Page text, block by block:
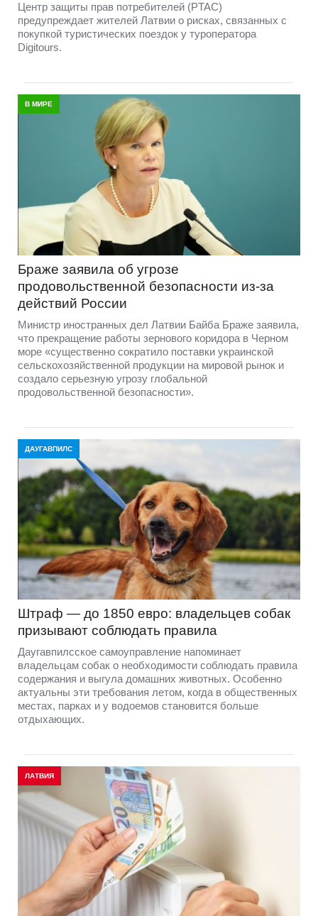
Центр защиты прав потребителей (PTAC)
предупреждает жителей Латвии о рисках, связанных с
покупкой туристических поездок у туроператора
Digitours.
В МИРЕ
Браже заявила об угрозе
продовольственной безопасности из-за
действий России
Министр иностранных дел Латвии Байба Браже заявила,
что прекращение работы зернового коридора в Черном
море «существенно сократило поставки украинской
сельскохозяйственной продукции на мировой рынок и
создало серьезную угрозу глобальной
продовольственной безопасности».
ДАУГАВПИЛС
Штраф — до 1850 евро: владельцев собак
призывают соблюдать правила
Даугавпилсское самоуправление напоминает
владельцам собак о необходимости соблюдать правила
содержания и выгула домашних животных. Особенно
актуальны эти требования летом, когда в общественных
местах, парках и у водоемов становится больше
отдыхающих.
ЛАТВИЯ